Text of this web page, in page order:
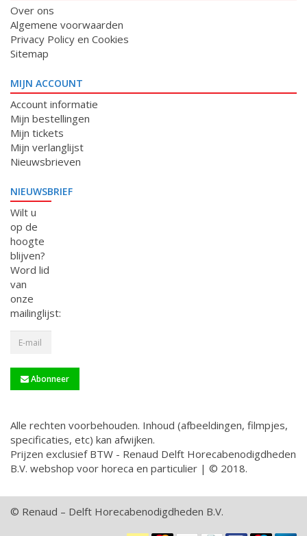
Over ons
Algemene voorwaarden
Privacy Policy en Cookies
Sitemap
MIJN ACCOUNT
Account informatie
Mijn bestellingen
Mijn tickets
Mijn verlanglijst
Nieuwsbrieven
NIEUWSBRIEF
Wilt u
op de
hoogte
blijven?
Word lid
van
onze
mailinglijst:
Abonneer
Alle rechten voorbehouden. Inhoud (afbeeldingen, filmpjes,
specificaties, etc) kan afwijken.
Prijzen exclusief BTW - Renaud Delft Horecabenodigdheden
B.V. webshop voor horeca en particulier | © 2018.
© Renaud – Delft Horecabenodigdheden B.V.